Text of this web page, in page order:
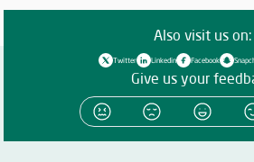
Also visit us on:
Twitter Linkedin Facebook
Give us your